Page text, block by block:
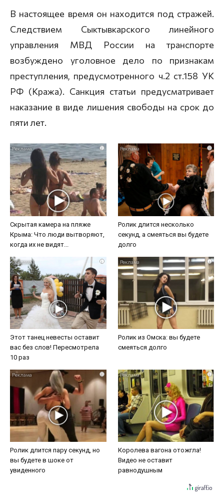
В настоящее время он находится под стражей.
Следствием Сыктывкарского линейного
управления МВД России на транспорте
возбуждено уголовное дело по признакам
преступления, предусмотренного ч.2 ст.158 УК
РФ (Кража). Санкция статьи предусматривает
наказание в виде лишения свободы на срок до
пяти лет.
i
Скрытая камера на пляже
Крыма: Что люди вытворяют,
когда их не видят...
i
Ролик длится несколько
секунд, а смеяться вы будете
долго
i
Этот танец невесты оставит
вас без слов! Пересмотрела
10 раз
i
Ролик из Омска: вы будете
смеяться долго
i
Ролик длится пару секунд, но
вы будете в шоке от
увиденного
i
Королева вагона отожгла!
Видео не оставит
равнодушным